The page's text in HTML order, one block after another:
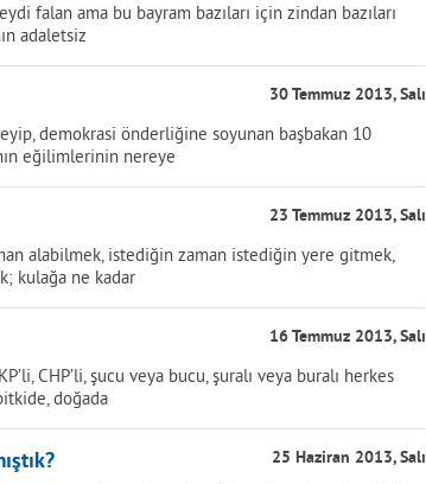
falan ama bu bayram bazıları için zindan bazıları
adaletsiz
30 Temmuz 2013, Salı
demokrasi önderliğine soyunan başbakan 10
eğilimlerinin nereye
23 Temmuz 2013, Salı
alabilmek, istediğin zaman istediğin yere gitmek,
kulağa ne kadar
16 Temmuz 2013, Salı
CHP’li, şucu veya bucu, şuralı veya buralı herkes
doğada
25 Haziran 2013, Salı